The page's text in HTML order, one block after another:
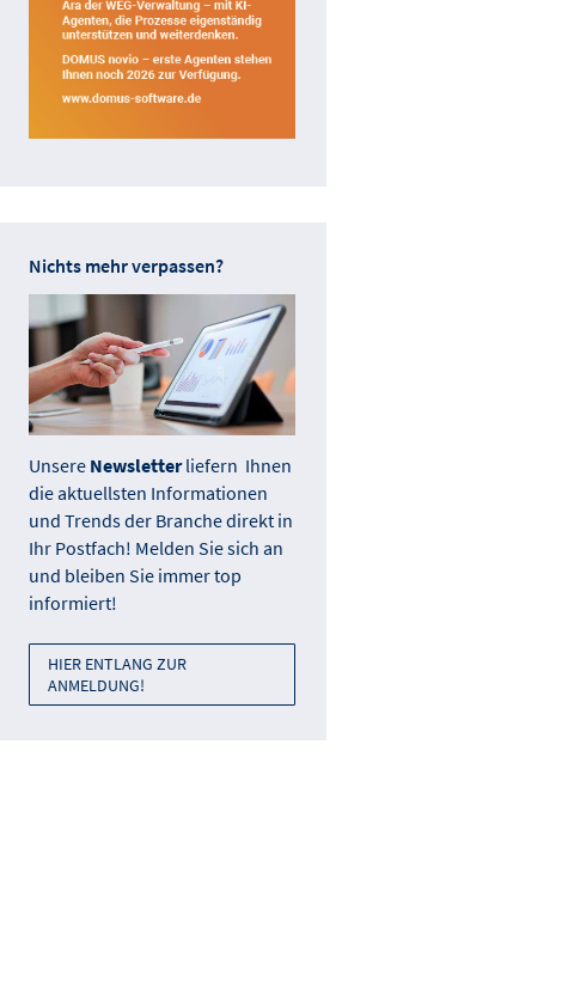
Nichts mehr verpassen?
Unsere Newsletterliefern Ihnen
die aktuellsten Informationen
und Trends der Branche direkt in
Ihr Postfach! Melden Sie sich an
und bleiben Sie immer top
informiert!
HIER ENTLANG ZUR
ANMELDUNG!